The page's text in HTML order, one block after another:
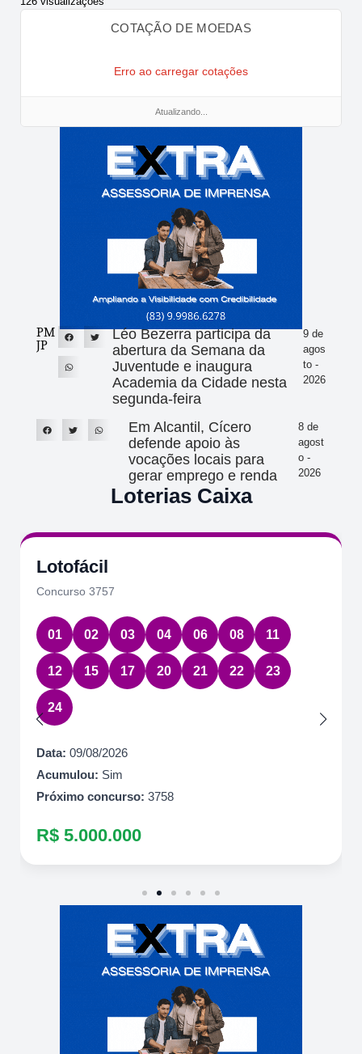
COTAÇÃO DE MOEDAS
Erro ao carregar cotações
Atualizando...
PM
JP
Léo Bezerra participa da
abertura da Semana da
Juventude e inaugura
Academia da Cidade nesta
segunda-feira
9 de
agos
to -
2026
Em Alcantil, Cícero
defende apoio às
vocações locais para
gerar emprego e renda
8 de
agost
o -
2026
Loterias Caixa
Lotofácil
Concurso 3757
01 02 03 04 06 08 11
12 15 17 20 21 22 23
24
Data: 09/08/2026
Acumulou: Sim
Próximo concurso: 3758
R$ 5.000.000